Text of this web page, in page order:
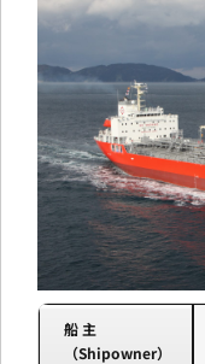
船 主
（Shipowner）